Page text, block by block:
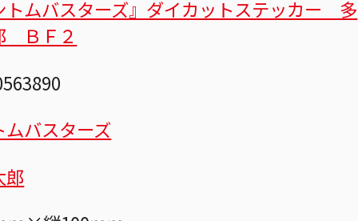
トムバスターズ』ダイカットステッカー 多
ＢＦ２
ムバスターズ
郎